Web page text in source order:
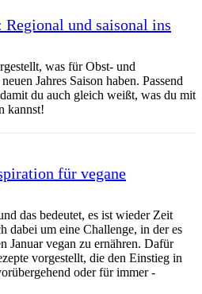
Regional und saisonal ins
was für Obst- und
Jahres Saison haben. Passend
du auch gleich weißt, was du mit
kannst!
für vegane
das bedeutet, es ist wieder Zeit
dabei um eine Challenge, in der es
Januar vegan zu ernähren. Dafür
vorgestellt, die den Einstieg in
oder für immer -